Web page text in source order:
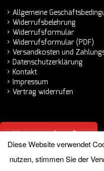
Allgemeine
Widerrufsbelehrung
Widerrufsformular
Widerrufsformular (PDF)
Versandkosten und
Datenschutzerklärung
Kontakt
Impressum
Vertrag widerrufen
Vertrag widerrufen
© 2026 Hemminger
Diese Website verwendet
nutzen, stimmen Sie der